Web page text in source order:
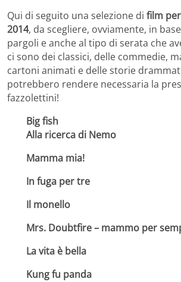
Qui di seguito una selezione di film
2014, da scegliere, ovviamente, in
pargoli e anche al tipo di serata che
ci sono dei classici, delle commedie,
cartoni animati e delle storie
potrebbero rendere necessaria la
fazzolettini!
Big fish
Alla ricerca di Nemo
Mamma mia!
In fuga per tre
Il monello
Mrs. Doubtfire – mammo per
La vita è bella
Kung fu panda